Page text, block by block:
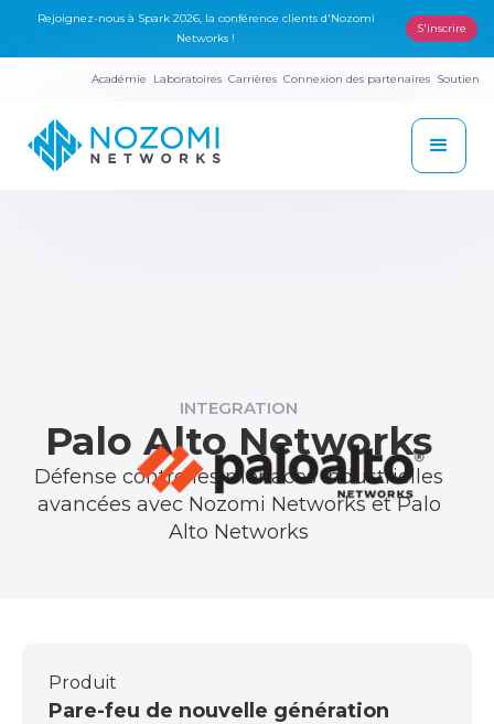
Rejoignez-nous à Spark 2026, la conférence clients d'Nozomi
Networks !
S'inscrire
Académie Laboratoires Carrières Connexion des partenaires Soutien
INTEGRATION
Palo Alto Networks
Défense contre les menaces industrielles
avancées avec Nozomi Networks et Palo
Alto Networks
Produit
Pare-feu de nouvelle génération